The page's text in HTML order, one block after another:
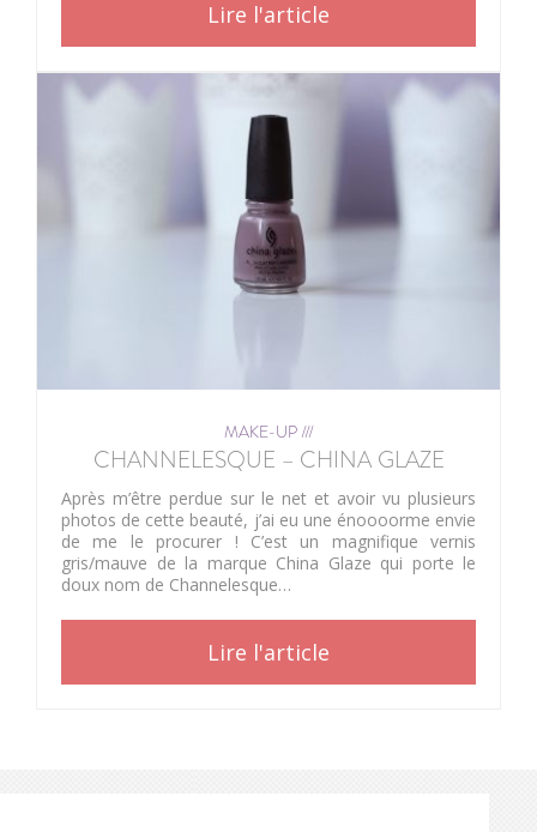
Lire l'article
MAKE-UP ///
CHANNELESQUE – CHINA GLAZE
Après m’être perdue sur le net et avoir vu plusieurs
photos de cette beauté, j’ai eu une énoooorme envie
de me le procurer ! C’est un magnifique vernis
gris/mauve de la marque China Glaze qui porte le
doux nom de Channelesque…
Lire l'article